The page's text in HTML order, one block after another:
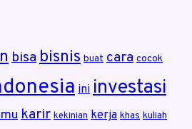
bisa bisnis buat cara cocok
ini investasi
karir kekinian kerja khas kuliah